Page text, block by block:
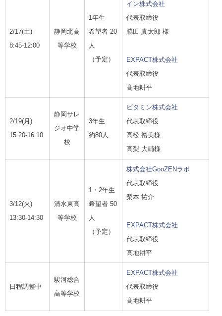
2/17(土)
8:45-12:00
静岡北高
等学校
1年生
希望者 20
人
（予定）
イン株式会社
代表取締役
脇田 真太郎 様
EXPACT株式会社
代表取締役
髙地耕平
2/19(月 )
15:20-16:10
静岡サレ
ジオ中学
校
3年生
約80人
ビタミン株式会社
代表取締役
高松 裕美様
高梨 大輔様
3/12(火)
13:30-14:30
清水東高
等学校
1・2年生
希望者 50
人
（予定）
株式会社GooZENラボ
代表取締役
梨本 祐介
EXPACT株式会社
代表取締役
髙地耕平
日程調整中
駿河総合
高等学校
EXPACT株式会社
代表取締役
髙地耕平